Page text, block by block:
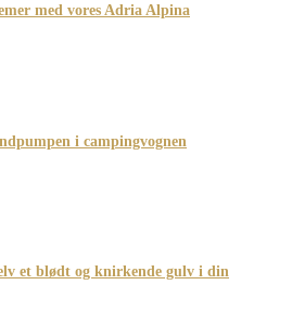
med vores Adria Alpina
i campingvognen
et blødt og knirkende gulv i din